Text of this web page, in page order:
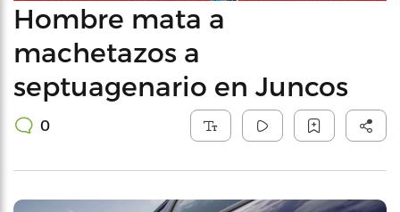
Hombre mata a
machetazos a
septuagenario en Juncos
0